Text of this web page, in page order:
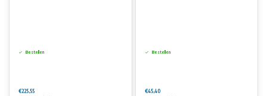
Bestellen
€225,55
Bestellen
€45,40